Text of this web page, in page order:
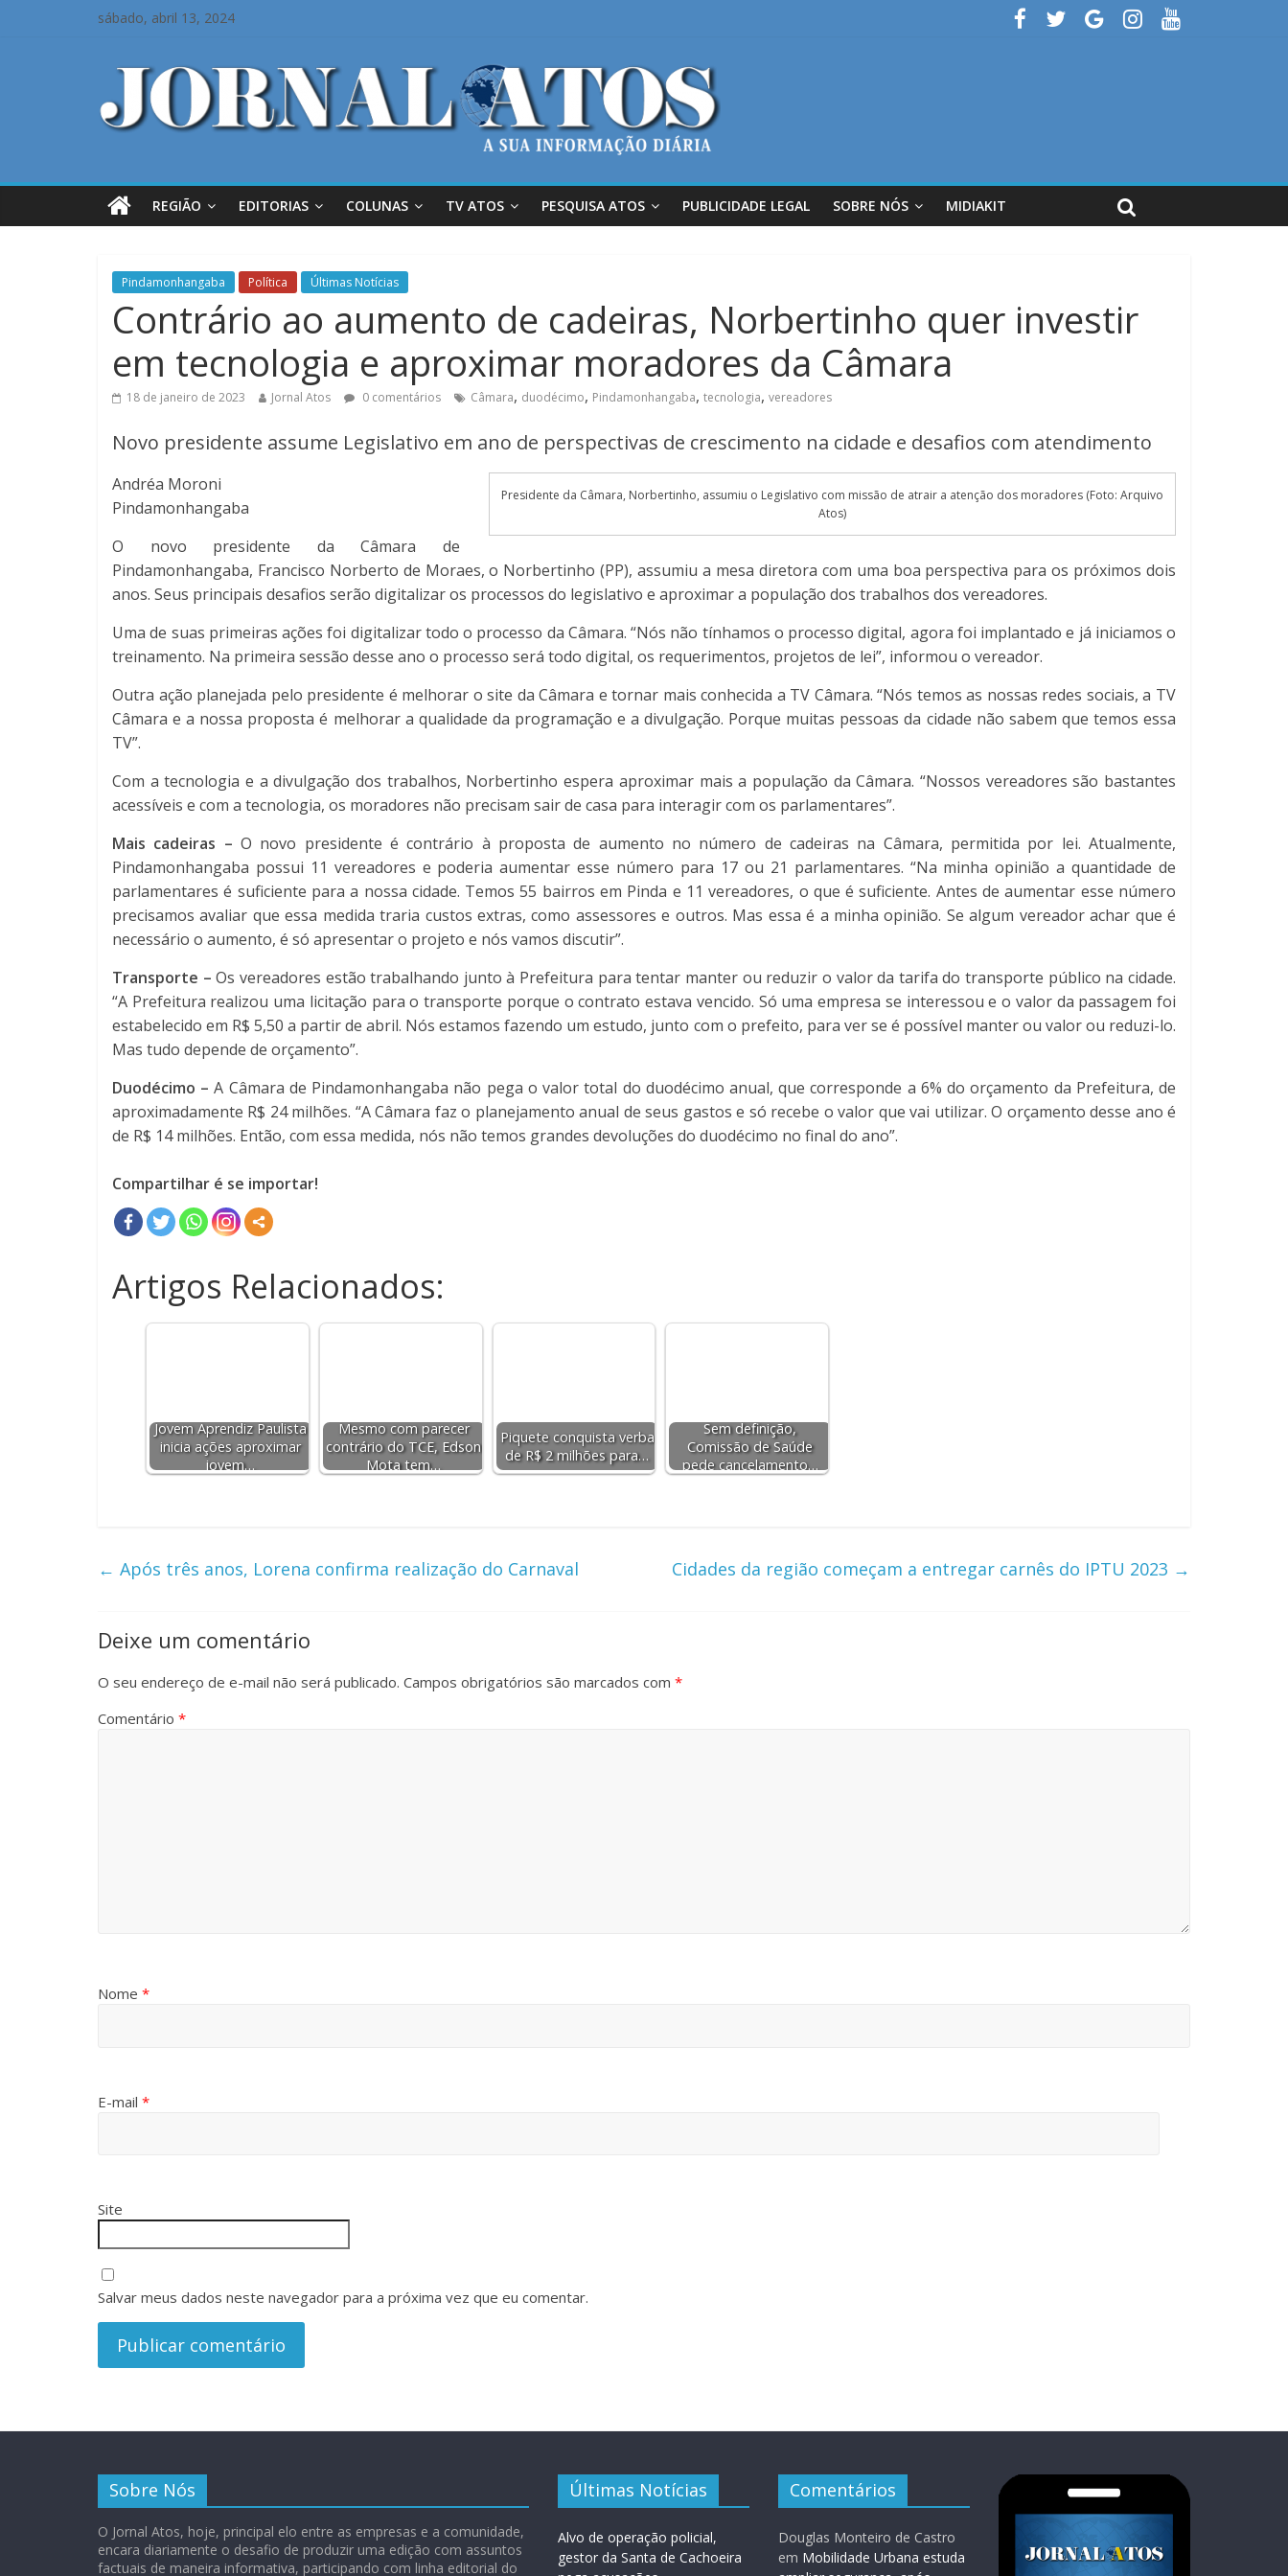
sábado, abril 13, 2024
REGIÃO EDITORIAS COLUNAS TV ATOS PESQUISA ATOS PUBLICIDADE LEGAL SOBRE NÓS MIDIAKIT
Pindamonhangaba Política Últimas Notícias
Contrário ao aumento de cadeiras, Norbertinho quer investir
em tecnologia e aproximar moradores da Câmara
18 de janeiro de 2023 Jornal Atos 0 comentários Câmara, duodécimo, Pindamonhangaba, tecnologia, vereadores
Novo presidente assume Legislativo em ano de perspectivas de crescimento na cidade e desafios com atendimento
Presidente da Câmara, Norbertinho, assumiu o Legislativo com missão de atrair a atenção dos moradores (Foto: Arquivo
Atos)
Andréa Moroni
Pindamonhangaba
O novo presidente da Câmara de
Pindamonhangaba, Francisco Norberto de Moraes, o Norbertinho (PP), assumiu a mesa diretora com uma boa perspectiva para os próximos dois
anos. Seus principais desafios serão digitalizar os processos do legislativo e aproximar a população dos trabalhos dos vereadores.
Uma de suas primeiras ações foi digitalizar todo o processo da Câmara. “Nós não tínhamos o processo digital, agora foi implantado e já iniciamos o
treinamento. Na primeira sessão desse ano o processo será todo digital, os requerimentos, projetos de lei”, informou o vereador.
Outra ação planejada pelo presidente é melhorar o site da Câmara e tornar mais conhecida a TV Câmara. “Nós temos as nossas redes sociais, a TV
Câmara e a nossa proposta é melhorar a qualidade da programação e a divulgação. Porque muitas pessoas da cidade não sabem que temos essa
TV”.
Com a tecnologia e a divulgação dos trabalhos, Norbertinho espera aproximar mais a população da Câmara. “Nossos vereadores são bastantes
acessíveis e com a tecnologia, os moradores não precisam sair de casa para interagir com os parlamentares”.
Mais cadeiras – O novo presidente é contrário à proposta de aumento no número de cadeiras na Câmara, permitida por lei. Atualmente,
Pindamonhangaba possui 11 vereadores e poderia aumentar esse número para 17 ou 21 parlamentares. “Na minha opinião a quantidade de
parlamentares é suficiente para a nossa cidade. Temos 55 bairros em Pinda e 11 vereadores, o que é suficiente. Antes de aumentar esse número
precisamos avaliar que essa medida traria custos extras, como assessores e outros. Mas essa é a minha opinião. Se algum vereador achar que é
necessário o aumento, é só apresentar o projeto e nós vamos discutir”.
Transporte – Os vereadores estão trabalhando junto à Prefeitura para tentar manter ou reduzir o valor da tarifa do transporte público na cidade.
“A Prefeitura realizou uma licitação para o transporte porque o contrato estava vencido. Só uma empresa se interessou e o valor da passagem foi
estabelecido em R$ 5,50 a partir de abril. Nós estamos fazendo um estudo, junto com o prefeito, para ver se é possível manter ou valor ou reduzi-lo.
Mas tudo depende de orçamento”.
Duodécimo – A Câmara de Pindamonhangaba não pega o valor total do duodécimo anual, que corresponde a 6% do orçamento da Prefeitura, de
aproximadamente R$ 24 milhões. “A Câmara faz o planejamento anual de seus gastos e só recebe o valor que vai utilizar. O orçamento desse ano é
de R$ 14 milhões. Então, com essa medida, nós não temos grandes devoluções do duodécimo no final do ano”.
Compartilhar é se importar!
Artigos Relacionados:
Jovem Aprendiz Paulista
inicia ações aproximar
jovem…
Mesmo com parecer
contrário do TCE, Edson
Mota tem…
Piquete conquista verba
de R$ 2 milhões para…
Sem definição,
Comissão de Saúde
pede cancelamento…
← Após três anos, Lorena confirma realização do Carnaval Cidades da região começam a entregar carnês do IPTU 2023 →
Deixe um comentário
O seu endereço de e-mail não será publicado. Campos obrigatórios são marcados com *
Comentário *
Nome *
E-mail *
Site
Salvar meus dados neste navegador para a próxima vez que eu comentar.
Sobre Nós
O Jornal Atos, hoje, principal elo entre as empresas e a comunidade,
encara diariamente o desafio de produzir uma edição com assuntos
factuais de maneira informativa, participando com linha editorial do
Últimas Notícias
Alvo de operação policial,
gestor da Santa de Cachoeira
Comentários
Douglas Monteiro de Castro
em Mobilidade Urbana estuda